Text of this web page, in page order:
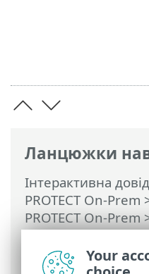
Ланцюжки
Інтерактивна
PROTECT On-Prem
PROTECT On-Prem
Prem Головне
Завдання сервера
статичну групу
Your